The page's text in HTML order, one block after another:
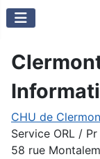
CHU de
Service ORL /
58 rue